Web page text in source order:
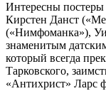
Интересны постеры
Кирстен Данст
(«Нимфоманка»),
знаменитым
который всегда
Тарковского,
«Антихрист» Ларс